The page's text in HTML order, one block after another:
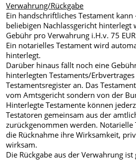
Verwahrung/Rückgabe
Ein handschriftliches Testament
beliebigen Nachlassgericht hinterlegt
Gebühr pro Verwahrung i.H.v. 75
Ein notarielles Testament wird
hinterlegt.
Darüber hinaus fällt noch eine
hinterlegten Testaments/
Testamentsregister an. Das
vom Amtsgericht sondern von der
Hinterlegte Testamente können
Testatoren gemeinsam aus der
zurückgenommen werden.
die Rücknahme ihre Wirksamkeit,
wirksam.
Die Rückgabe aus der Verwahrung